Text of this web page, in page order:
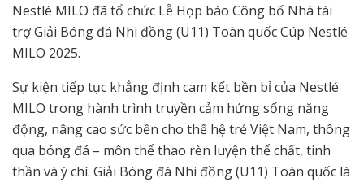
Nestlé MILO đã tổ chức Lễ Họp báo Công bố Nhà tài
trợ Giải Bóng đá Nhi đồng (U11) Toàn quốc Cúp Nestlé
MILO 2025.
Sự kiện tiếp tục khẳng định cam kết bền bỉ của Nestlé
MILO trong hành trình truyền cảm hứng sống năng
động, nâng cao sức bền cho thế hệ trẻ Việt Nam, thông
qua bóng đá – môn thể thao rèn luyện thể chất, tinh
thần và ý chí. Giải Bóng đá Nhi đồng (U11) Toàn quốc là